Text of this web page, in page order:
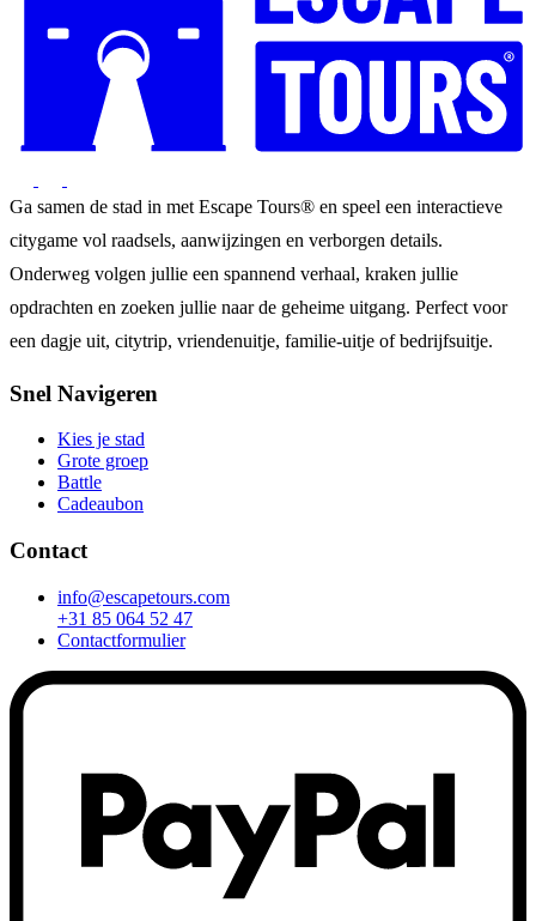
Ga samen de stad in met Escape Tours® en speel een interactieve
citygame vol raadsels, aanwijzingen en verborgen details.
Onderweg volgen jullie een spannend verhaal, kraken jullie
opdrachten en zoeken jullie naar de geheime uitgang. Perfect voor
een dagje uit, citytrip, vriendenuitje, familie-uitje of bedrijfsuitje.
Snel Navigeren
Kies je stad
Grote groep
Battle
Cadeaubon
Contact
info@escapetours.com
+31 85 064 52 47
Contactformulier